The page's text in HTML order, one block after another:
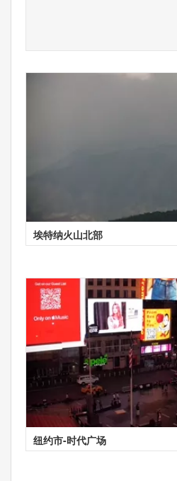
埃特纳火山北部
纽约市-时代广场